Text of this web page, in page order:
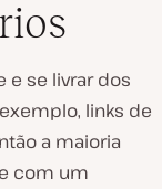
e se livrar dos
links de
a maioria
com um